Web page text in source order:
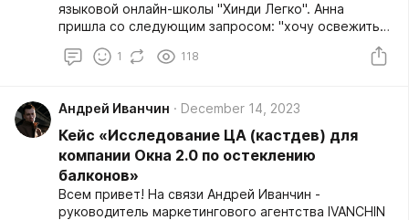
языковой онлайн-школы "Хинди Легко". Анна
пришла со следующим запросом: "хочу освежить
структурировать и знать, что конкретно нужно для
проекте". На основе этого мы и начали свою
работу.
1 118
Андрей Иванчин December 14, 2023
Кейс «Исследование ЦА (кастдев) для
компании Окна 2.0 по остеклению
балконов»
Всем привет! На связи Андрей Иванчин -
руководитель маркетингового агентства IVANCHIN